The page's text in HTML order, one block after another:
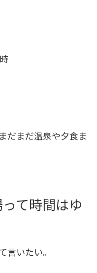
だまだ温泉や夕食ま
て時間はゆ
言いたい。